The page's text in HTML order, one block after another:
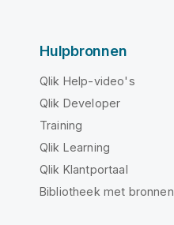
Hulpbronnen
Qlik Help-video's
Qlik Developer
Training
Qlik Learning
Qlik Klantportaal
Bibliotheek met bronnen